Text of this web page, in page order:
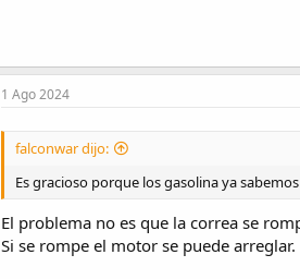
1 Ago 2024
falconwar dijo:
Es gracioso porque los gasolina ya
El problema no es que la correa se
Si se rompe el motor se puede arreglar.